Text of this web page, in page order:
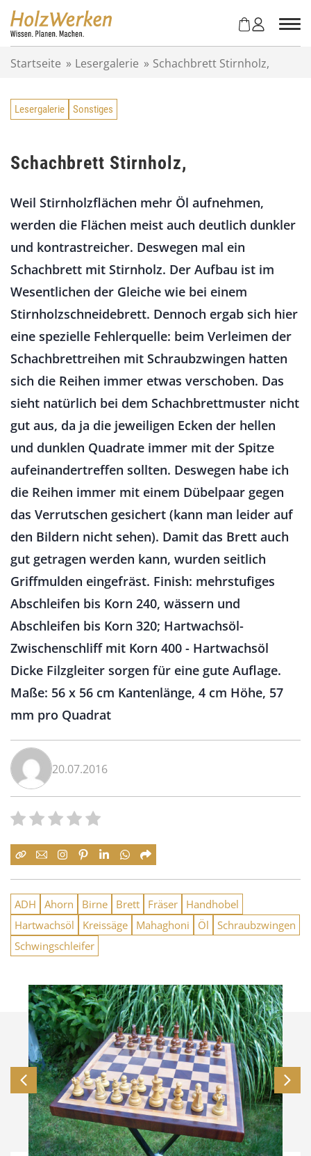
Startseite » Lesergalerie » Schachbrett Stirnholz,
Lesergalerie Sonstiges
Schachbrett Stirnholz,
Weil Stirnholzflächen mehr Öl aufnehmen,
werden die Flächen meist auch deutlich dunkler
und kontrastreicher. Deswegen mal ein
Schachbrett mit Stirnholz. Der Aufbau ist im
Wesentlichen der Gleiche wie bei einem
Stirnholzschneidebrett. Dennoch ergab sich hier
eine spezielle Fehlerquelle: beim Verleimen der
Schachbrettreihen mit Schraubzwingen hatten
sich die Reihen immer etwas verschoben. Das
sieht natürlich bei dem Schachbrettmuster nicht
gut aus, da ja die jeweiligen Ecken der hellen
und dunklen Quadrate immer mit der Spitze
aufeinandertreffen sollten. Deswegen habe ich
die Reihen immer mit einem Dübelpaar gegen
das Verrutschen gesichert (kann man leider auf
den Bildern nicht sehen). Damit das Brett auch
gut getragen werden kann, wurden seitlich
Griffmulden eingefräst. Finish: mehrstufiges
Abschleifen bis Korn 240, wässern und
Abschleifen bis Korn 320; Hartwachsöl-
Zwischenschliff mit Korn 400 - Hartwachsöl
Dicke Filzgleiter sorgen für eine gute Auflage.
Maße: 56 x 56 cm Kantenlänge, 4 cm Höhe, 57
mm pro Quadrat
20.07.2016
ADH Ahorn Birne Brett Fräser
Handhobel
Hartwachsöl
Kreissäge Mahaghoni Öl
Schraubzwingen
Schwingschleifer